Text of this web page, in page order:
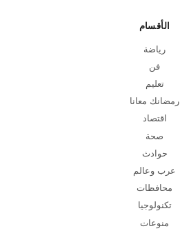
الأقسام
رياضة
فن
تعليم
رمضانك معانا
اقتصاد
صحة
حوادث
عرب وعالم
محافظات
تكنولوجيا
منوعات